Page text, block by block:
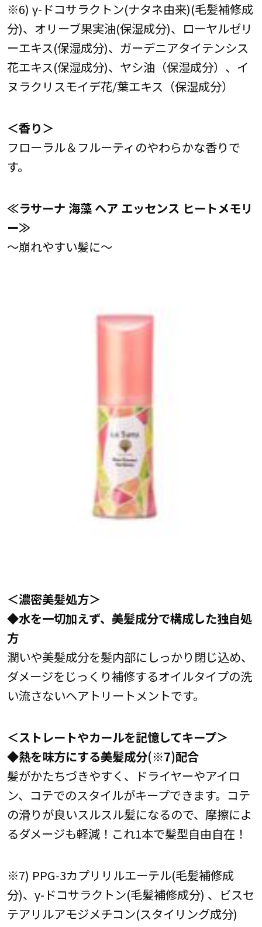
※6) γ-ドコサラクトン(ナタネ由来)(毛髪補修成
分)、オリーブ果実油(保湿成分)、ローヤルゼリ
ーエキス(保湿成分)、ガーデニアタイテンシス
花エキス(保湿成分)、ヤシ油（保湿成分）、イ
ヌラクリスモイデ花/葉エキス（保湿成分）
＜香り＞
フローラル＆フルーティのやわらかな香りで
す。
≪ラサーナ 海藻 ヘア エッセンス ヒートメモリ
ー≫
～崩れやすい髪に～
＜濃密美髪処方＞
◆水を一切加えず、美髪成分で構成した独自処
方
潤いや美髪成分を髪内部にしっかり閉じ込め、
ダメージをじっくり補修するオイルタイプの洗
い流さないヘアトリートメントです。
＜ストレートやカールを記憶してキープ＞
◆熱を味方にする美髪成分(※7)配合
髪がかたちづきやすく、ドライヤーやアイロ
ン、コテでのスタイルがキープできます。コテ
の滑りが良いスルスル髪になるので、摩擦によ
るダメージも軽減！これ1本で髪型自由自在！
※7) PPG-3カプリリルエーテル(毛髪補修成
分)、γ-ドコサラクトン(毛髪補修成分) 、ビスセ
テアリルアモジメチコン(スタイリング成分)